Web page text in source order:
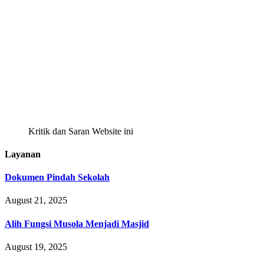
Kritik dan Saran Website ini
Layanan
Dokumen Pindah Sekolah
August 21, 2025
Alih Fungsi Musola Menjadi Masjid
August 19, 2025